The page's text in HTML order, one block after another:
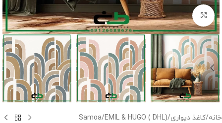
برای بزرگنمایی کلیک کنید
خانه/کاغذ دیواری/
EMIL & HUGO ( DHL)
/
Samoa